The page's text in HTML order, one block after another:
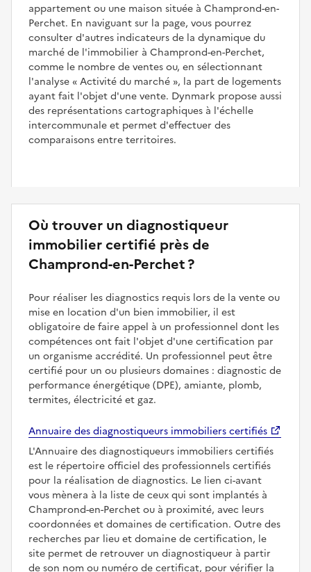
appartement ou une maison située à Champrond-en-
Perchet. En naviguant sur la page, vous pourrez
consulter d'autres indicateurs de la dynamique du
marché de l'immobilier à Champrond-en-Perchet,
comme le nombre de ventes ou, en sélectionnant
l'analyse
Activité du marché , la part de logements
ayant fait l'objet d'une vente. Dynmark propose aussi
des représentations cartographiques à l'échelle
intercommunale et permet d'effectuer des
comparaisons entre territoires.
Où trouver un diagnostiqueur
immobilier certifié près de
Champrond-en-Perchet ?
Pour réaliser les diagnostics requis lors de la vente ou
mise en location d'un bien immobilier, il est
obligatoire de faire appel à un professionnel dont les
compétences ont fait l'objet d'une certification par
un organisme accrédité. Un professionnel peut être
certifié pour un ou plusieurs domaines : diagnostic de
performance énergétique (DPE), amiante, plomb,
termites, électricité et gaz.
Annuaire des diagnostiqueurs immobiliers certifiés
L'Annuaire des diagnostiqueurs immobiliers certifiés
est le répertoire officiel des professionnels certifiés
pour la réalisation de diagnostics. Le lien ci-avant
vous mènera à la liste de ceux qui sont implantés à
Champrond-en-Perchet ou à proximité, avec leurs
coordonnées et domaines de certification. Outre des
recherches par lieu et domaine de certification, le
site permet de retrouver un diagnostiqueur à partir
de son nom ou numéro de certificat, pour vérifier la